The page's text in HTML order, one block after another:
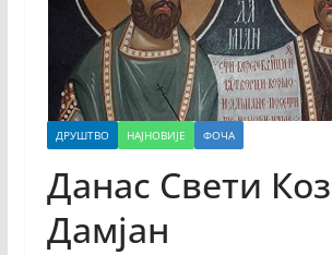
ДРУШТВО НАЈНОВИЈЕ ФОЧА
Данас Свети
Дамјан